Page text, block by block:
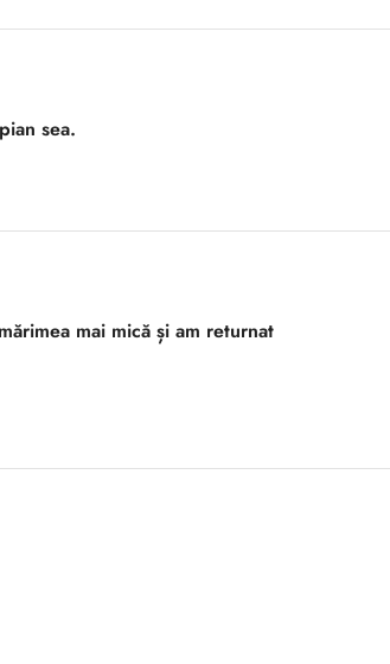
sea.
mai mică și am returnat